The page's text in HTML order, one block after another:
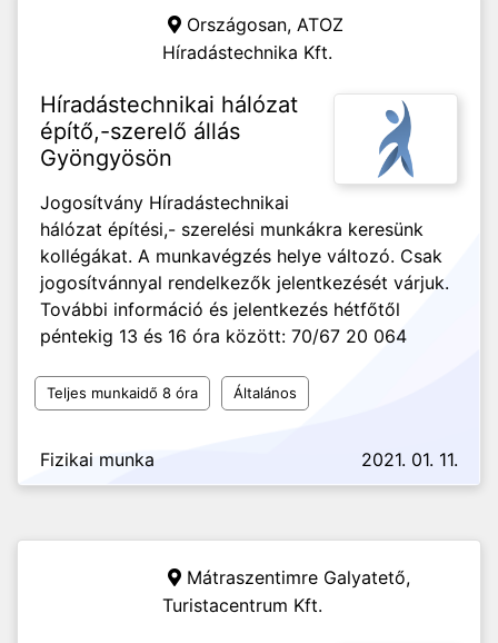
Országosan, ATOZ
Híradástechnika Kft.
Híradástechnikai hálózat
építő,-szerelő állás
Gyöngyösön
Jogosítvány Híradástechnikai
hálózat építési,- szerelési munkákra keresünk
kollégákat. A munkavégzés helye változó. Csak
jogosítvánnyal rendelkezők jelentkezését várjuk.
További információ és jelentkezés hétfőtől
péntekig 13 és 16 óra között: 70/67 20 064
Teljes munkaidő 8 óra Általános
Fizikai munka 2021. 01. 11.
Mátraszentimre Galyatető,
Turistacentrum Kft.